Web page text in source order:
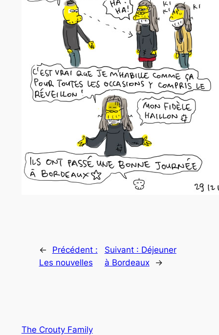
←
Précédent :
Les nouvelles
Suivant : Déjeuner
à Bordeaux
→
The Crouty Family